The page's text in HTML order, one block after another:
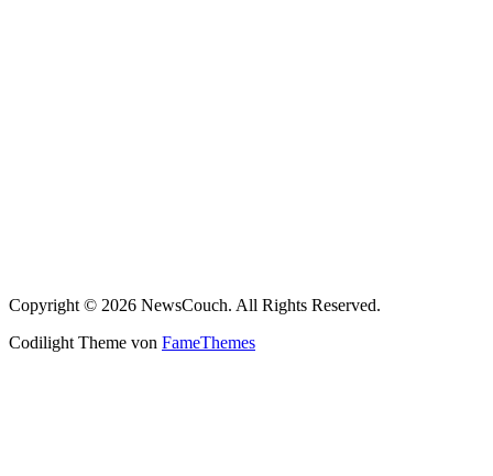
Copyright © 2026 NewsCouch. All Rights Reserved.
Codilight Theme von FameThemes